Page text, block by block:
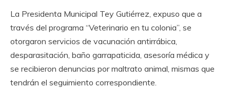
La Presidenta Municipal Tey Gutiérrez, expuso que a
través del programa “Veterinario en tu colonia”, se
otorgaron servicios de vacunación antirrábica,
desparasitación, baño garrapaticida, asesoría médica y
se recibieron denuncias por maltrato animal, mismas que
tendrán el seguimiento correspondiente.